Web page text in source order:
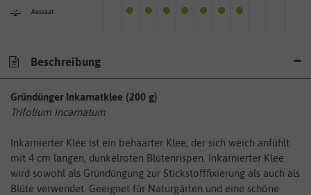
Aussaat
Beschreibung
Gründünger Inkarnatklee (200 g)
Trifolium incarnatum
Inkarnierter Klee ist ein behaarter Klee, der sich weich anfühlt
mit 4 cm langen, dunkelroten Blütenrispen. Inkarnierter Klee
wird sowohl als Gründüngung zur Stickstofffixierung als auch als
Blüte verwendet. Geeignet für Naturgärten und eine schöne